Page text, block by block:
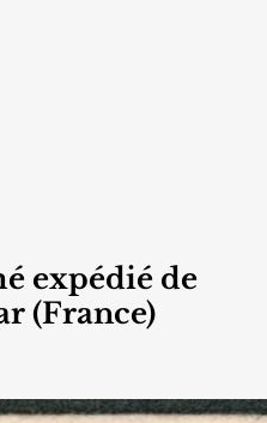
expédié de
(France)